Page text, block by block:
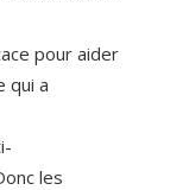
pour aider
qui a
les